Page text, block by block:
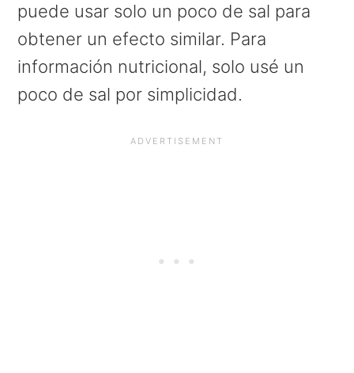
puede usar solo un poco de sal para
obtener un efecto similar. Para
información nutricional, solo usé un
poco de sal por simplicidad.